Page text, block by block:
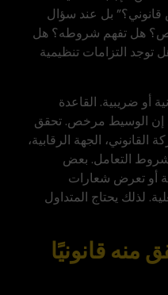
بل عند سؤال
هل تفهم شروطه؟ هل
التزامات تنظيمية
أو ضريبية. القاعدة
إن الوسيط مرخص. تحقق
الجهة الرقابية،
التعامل. بعض
أو تعرض شعارات
لذلك يحتاج المتداول
منه قانونيًا